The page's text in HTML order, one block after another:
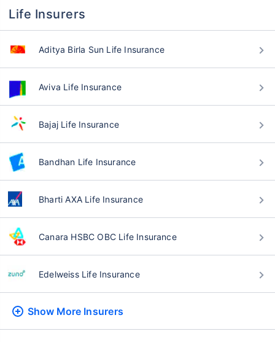
Life Insurers
Aditya Birla Sun Life Insurance
Aviva Life Insurance
Bajaj Life Insurance
Bandhan Life Insurance
Bharti AXA Life Insurance
Canara HSBC OBC Life Insurance
Edelweiss Life Insurance
Show More Insurers